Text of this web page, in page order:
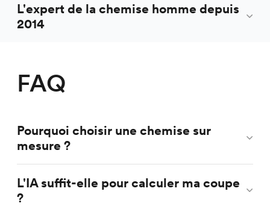
L'expert de la chemise homme depuis
2014
FAQ
Pourquoi choisir une chemise sur
mesure ?
L'IA suffit-elle pour calculer ma coupe
?